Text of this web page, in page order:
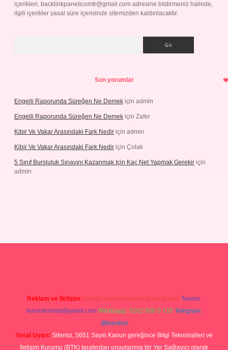
içerikleri, backlinkpanelicomtr@gmail.com adresine bildirmeniz halinde,
ilgili içerikler yasal süre içerisinde sitemizden kaldırılacaktır.
Son yorumlar
Engelli Raporunda Süreğen Ne Demek için admin
Engelli Raporunda Süreğen Ne Demek için Zafer
Kibir Ve Vakar Arasındaki Fark Nedir için admin
Kibir Ve Vakar Arasındaki Fark Nedir için Çolak
5 Sınıf Bursluluk Sınavını Kazanmak Için Kaç Net Yapmak Gerekir için
admin
Reklam ve İletişim: E-mail: backlinkpaneli@gmail.com Teams:
forumhizmeti@gmail.com Whatsapp: 0262 606 0 726 Telegram:
@karabul
Yasal Uyarı: Sitemiz, 5651 Sayılı Kanun gereğince Bilgi Teknolojileri ve
İletişim Kurumu (BTK) tarafından onaylanmış bir Yer Sağlayıcı olarak